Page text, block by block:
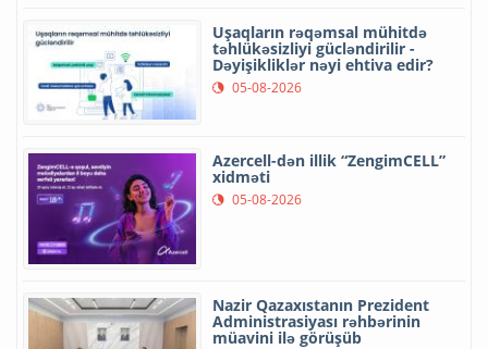
Uşaqların rəqəmsal mühitdə
təhlükəsizliyi gücləndirilir -
Dəyişikliklər nəyi ehtiva edir?
05-08-2026
Azercell-dən illik “ZengimCELL”
xidməti
05-08-2026
Nazir Qazaxıstanın Prezident
Administrasiyası rəhbərinin
müavini ilə görüşüb